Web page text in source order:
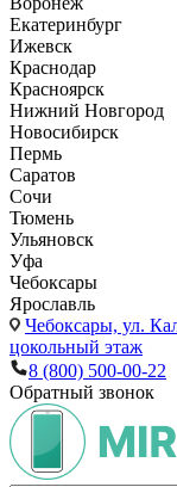
Екатеринбург
Ижевск
Краснодар
Красноярск
Нижний Новгород
Новосибирск
Пермь
Саратов
Сочи
Тюмень
Ульяновск
Уфа
Чебоксары
Ярославль
Чебоксары, ул.
цокольный этаж
8 (800) 500-00-22
Обратный звонок